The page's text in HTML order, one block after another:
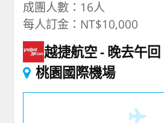
成團人數：16人
每人訂金：NT$10,000
越捷航空 晚去午回
桃園國際機場